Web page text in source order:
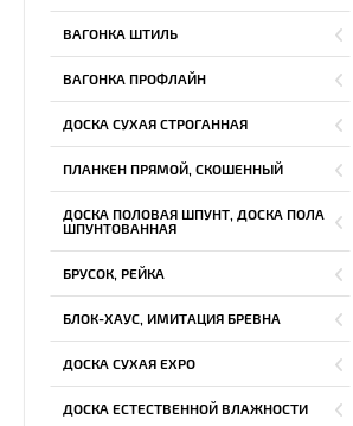
ВАГОНКА ШТИЛЬ
ВАГОНКА ПРОФЛАЙН
ДОСКА СУХАЯ СТРОГАННАЯ
ПЛАНКЕН ПРЯМОЙ, СКОШЕННЫЙ
ДОСКА ПОЛОВАЯ ШПУНТ, ДОСКА ПОЛА
ШПУНТОВАННАЯ
БРУСОК, РЕЙКА
БЛОК-ХАУС, ИМИТАЦИЯ БРЕВНА
ДОСКА СУХАЯ EXPO
ДОСКА ЕСТЕСТВЕННОЙ ВЛАЖНОСТИ